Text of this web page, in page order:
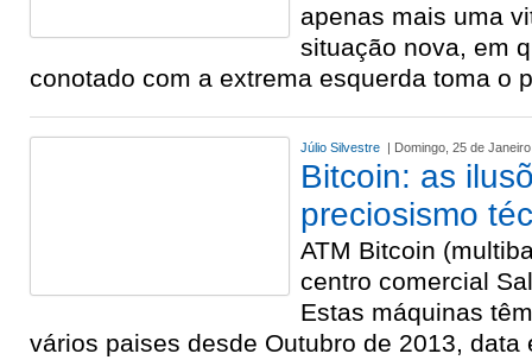
apenas mais uma
situação nova, em
conotado com a extrema esquerda toma o
Júlio Silvestre | Domingo, 25 de
Bitcoin: as
preciosismo
ATM Bitcoin
centro comercial
Estas máquinas
vários paises desde Outubro de 2013, data